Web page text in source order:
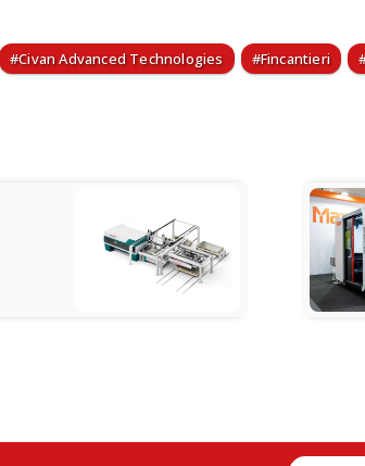
Civan Advanced Technologies Fincantieri